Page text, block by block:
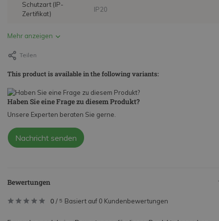
Schutzart (IP-
Zertifikat)
IP20
Mehr anzeigen
Teilen
This product is available in the following variants:
Haben Sie eine Frage zu diesem Produkt?
Unsere Experten beraten Sie gerne.
Nachricht senden
Bewertungen
0 / 5 Basiert auf 0 Kundenbewertungen